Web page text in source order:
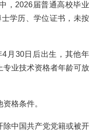
，2026届普通高校毕业
学历、学位证书，未按
4月30日后出生，其他年
专业技术资格者年龄可放
格条件。
除中国共产党党籍或被开